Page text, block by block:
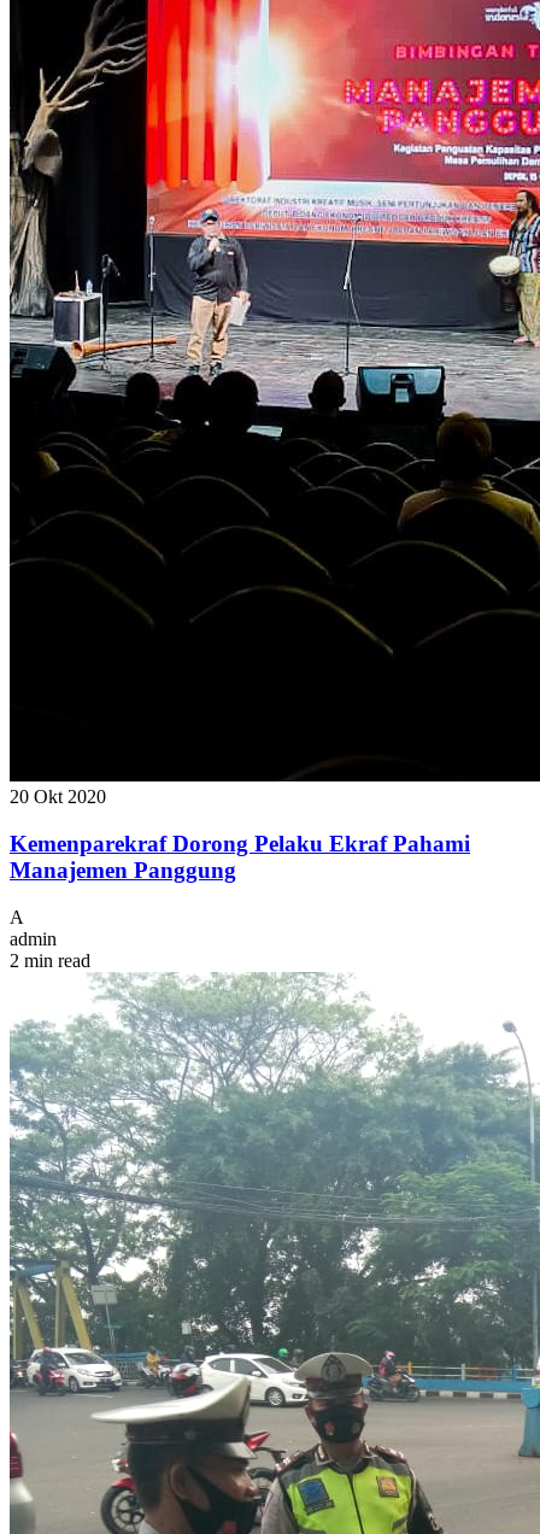
20 Okt 2020
Kemenparekraf Dorong Pelaku Ekraf Pahami
Manajemen Panggung
A
admin
2 min read